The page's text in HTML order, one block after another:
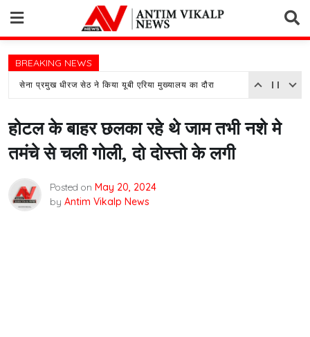
content
BREAKING NEWS
सेना प्रमुख धीरज सेठ ने किया यूबी एरिया मुख्यालय का दौरा
होटल के बाहर छलका रहे थे जाम तभी नशे मे
तमंचे से चली गोली, दो दोस्तो के लगी
Posted on May 20, 2024
by Antim Vikalp News